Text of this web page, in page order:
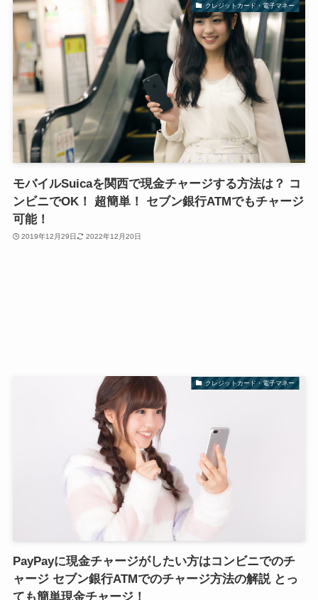
クレジットカード・電子マネー
モバイルSuicaを関西で現金チャージする方法は？ コ
ンビニでOK！ 超簡単！ セブン銀行ATMでもチャージ
可能！
2019年12月29日 2022年12月20日
クレジットカード・電子マネー
PayPayに現金チャージがしたい方はコンビニでのチ
ャージ セブン銀行ATMでのチャージ方法の解説 とっ
ても簡単現金チャージ！